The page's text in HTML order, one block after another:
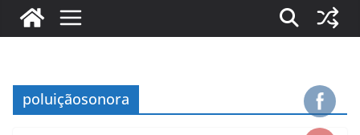
poluiçãosonora